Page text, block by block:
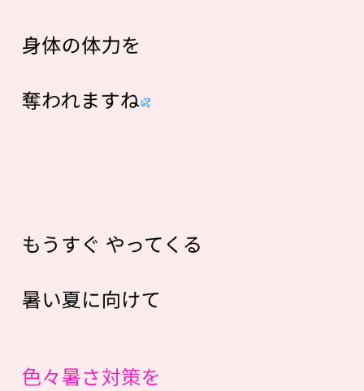
身体の体力を
奪われますね
もうすぐ やってくる
暑い夏に向けて
色々暑さ対策を